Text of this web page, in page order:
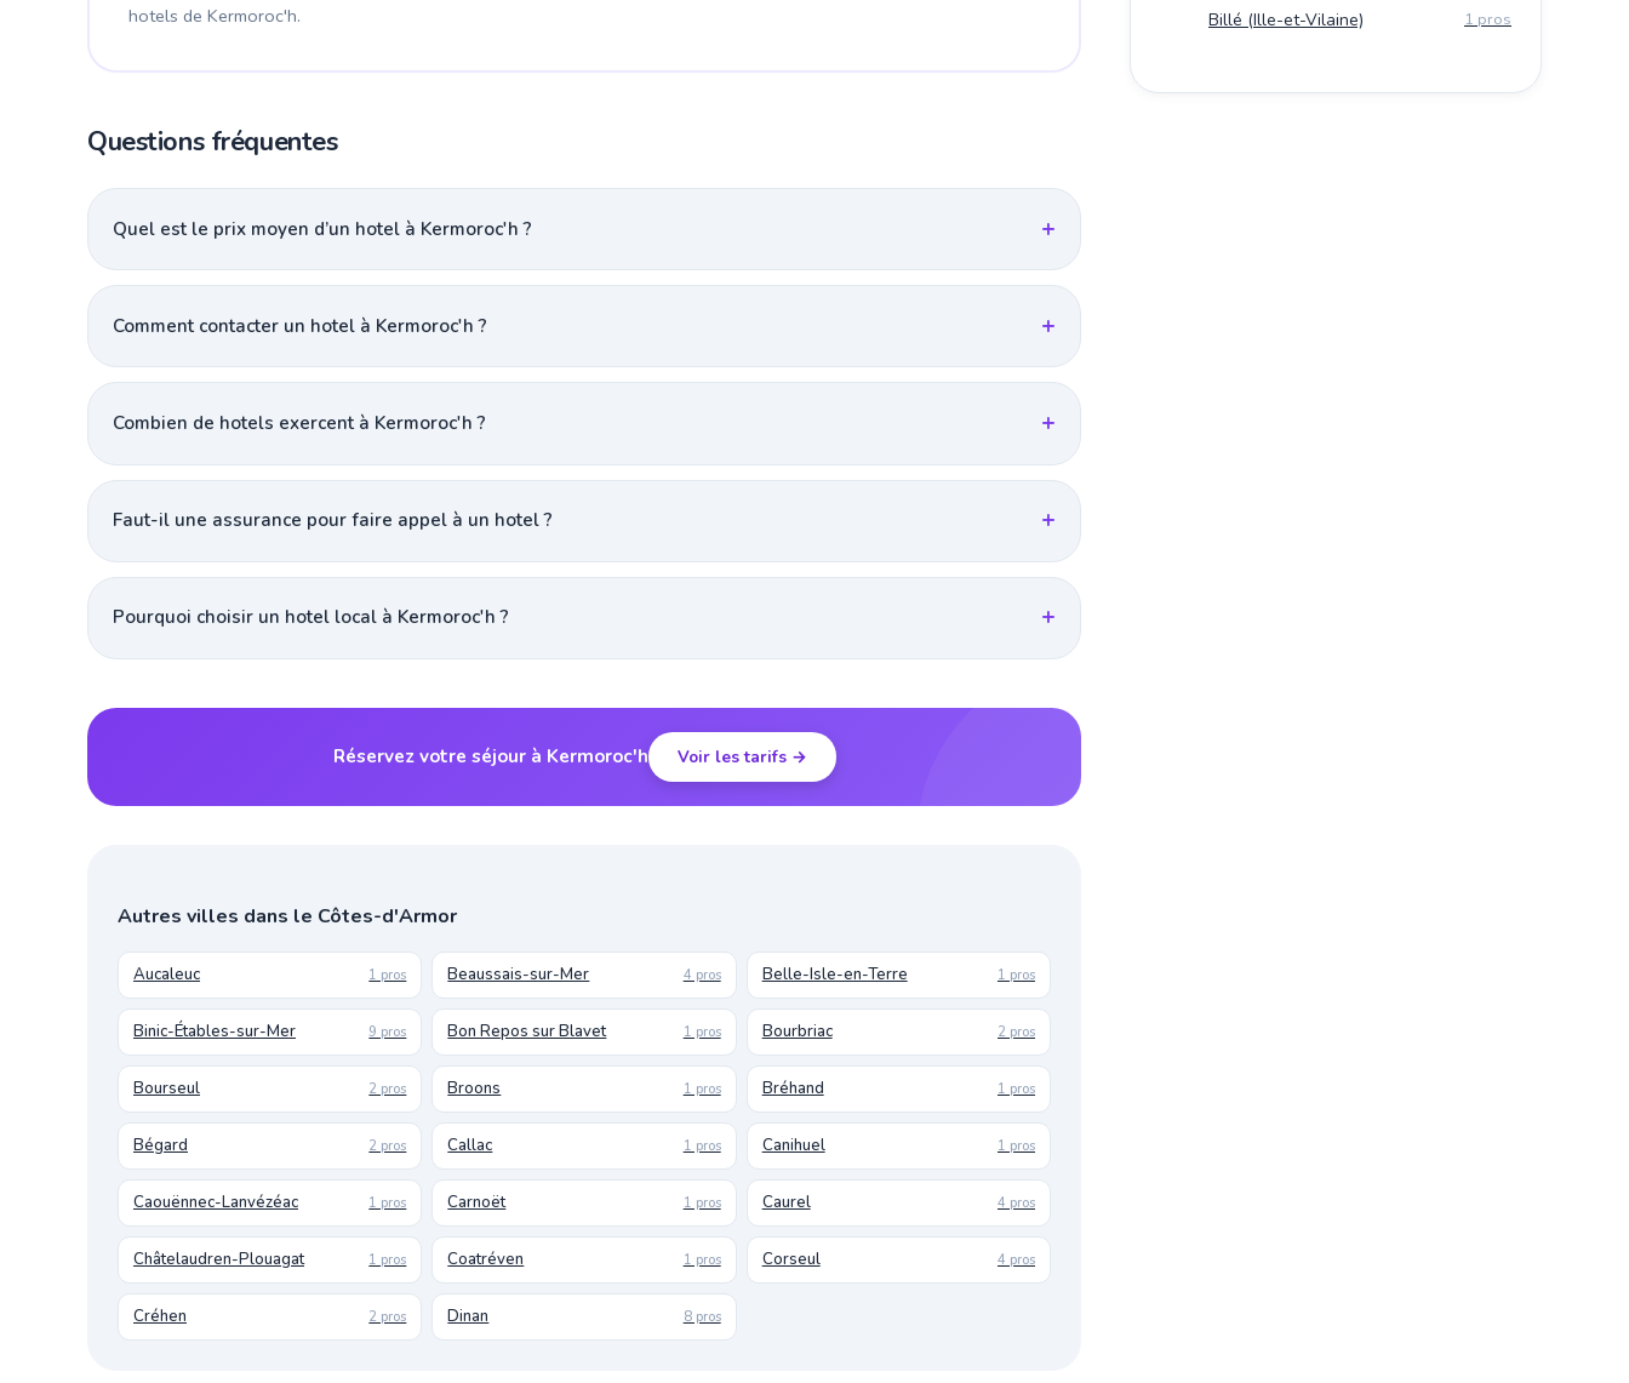
hotels de Kermoroc'h.
Questions fréquentes
Quel est le prix moyen d’un hotel à Kermoroc'h ?
Comment contacter un hotel à Kermoroc'h ?
Combien de hotels exercent à Kermoroc'h ?
Faut-il une assurance pour faire appel à un hotel ?
Pourquoi choisir un hotel local à Kermoroc'h ?
Réservez votre séjour à Kermoroc'h Voir les tarifs →
Autres villes dans le Côtes-d'Armor
Aucaleuc 1 pros Beaussais-sur-Mer 4 pros Belle-Isle-en-Terre 1 pros
Binic-Étables-sur-Mer 9 pros Bon Repos sur Blavet 1 pros Bourbriac 2 pros
Bourseul 2 pros Broons 1 pros Bréhand 1 pros
Bégard 2 pros Callac 1 pros Canihuel 1 pros
Caouënnec-Lanvézéac 1 pros Carnoët 1 pros Caurel 4 pros
Châtelaudren-Plouagat 1 pros Coatréven 1 pros Corseul 4 pros
Créhen 2 pros Dinan 8 pros
Billé (Ille-et-Vilaine) 1 pros